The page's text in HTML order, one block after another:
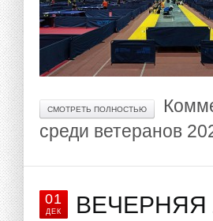
СМОТРЕТЬ ПОЛНОСТЬЮ
среди ветеранов
01
ДЕК
ВЕЧЕРНЯЯ